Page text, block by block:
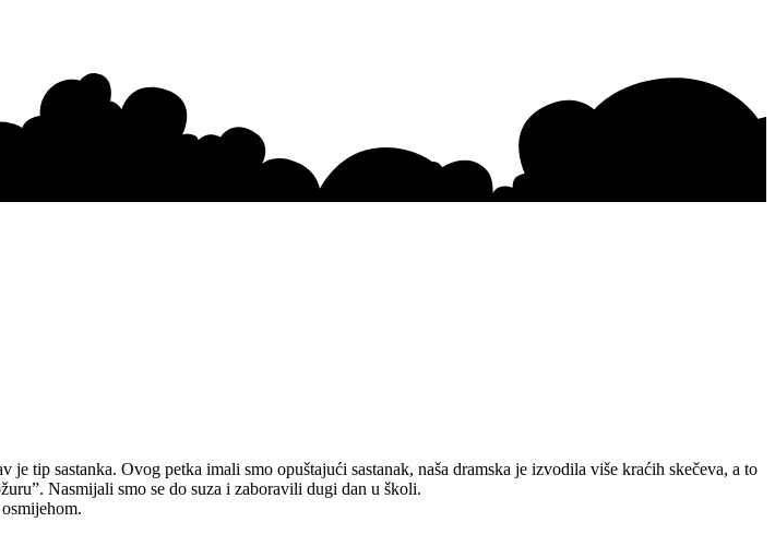
tip sastanka. Ovog petka imali smo opuštajući sastanak, naša dramska je izvodila više kraćih skečeva, a to
Nasmijali smo se do suza i zaboravili dugi dan u školi.